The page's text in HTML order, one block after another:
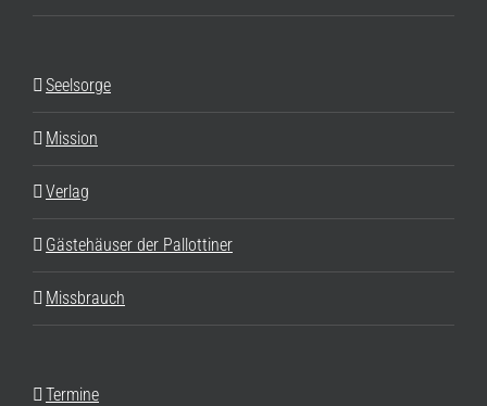
Seelsorge
Mission
Verlag
Gästehäuser der Pallottiner
Missbrauch
Termine